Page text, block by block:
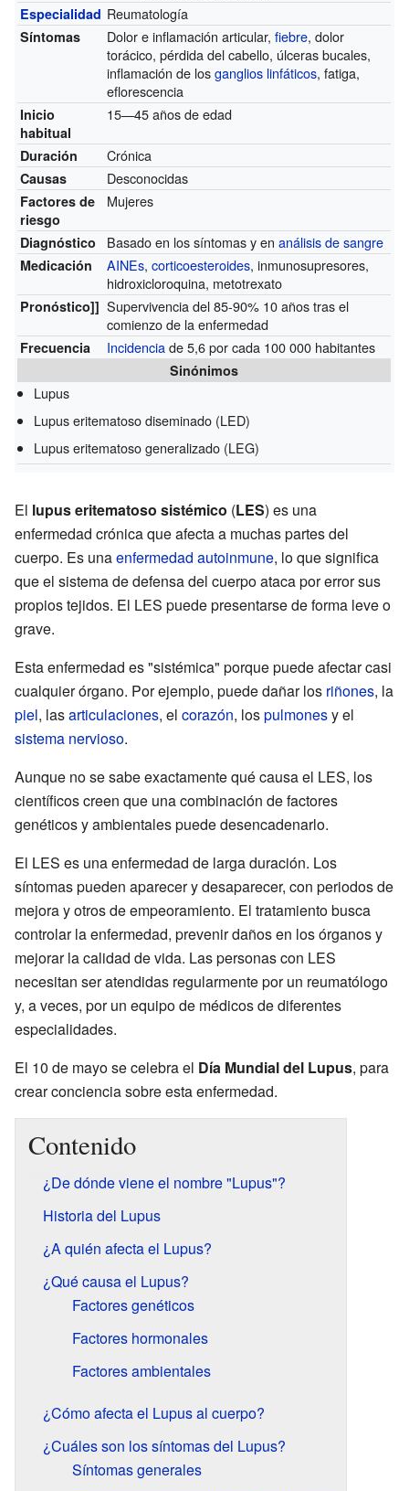
Especialidad Reumatología
Síntomas Dolor e inflamación articular,fiebre, dolor
torácico, pérdida del cabello, úlceras bucales,
inflamación de losganglios linfáticos, fatiga,
eflorescencia
Inicio
habitual
15—45 años de edad
Duración Crónica
Causas Desconocidas
Factores de
riesgo
Mujeres
Diagnóstico Basado en los síntomas y enanálisis de sangre
Medicación AINEs,corticoesteroides, inmunosupresores,
hidroxicloroquina, metotrexato
Pronóstico]] Supervivencia del 85-90% 10 años tras el
comienzo de la enfermedad
Frecuencia Incidenciade 5,6 por cada 100 000 habitantes
Sinónimos
Lupus
Lupus eritematoso diseminado (LED)
Lupus eritematoso generalizado (LEG)
El lupus eritematoso sistémico (LES) es una
enfermedad crónica que afecta a muchas partes del
cuerpo. Es unaenfermedad autoinmune, lo que significa
que el sistema de defensa del cuerpo ataca por error sus
propios tejidos. El LES puede presentarse de forma leve o
grave.
Esta enfermedad es "sistémica" porque puede afectar casi
cualquier órgano. Por ejemplo, puede dañar los riñones, la
piel, lasarticulaciones, el corazón, lospulmonesy el
sistema nervioso.
Aunque no se sabe exactamente qué causa el LES, los
científicos creen que una combinación de factores
genéticos y ambientales puede desencadenarlo.
El LES es una enfermedad de larga duración. Los
síntomas pueden aparecer y desaparecer, con periodos de
mejora y otros de empeoramiento. El tratamiento busca
controlar la enfermedad, prevenir daños en los órganos y
mejorar la calidad de vida. Las personas con LES
necesitan ser atendidas regularmente por un reumatólogo
y, a veces, por un equipo de médicos de diferentes
especialidades.
El 10 de mayo se celebra el Día Mundial del Lupus, para
crear conciencia sobre esta enfermedad.
Contenido
¿De dónde viene el nombre "Lupus"?
Historia del Lupus
¿A quién afecta el Lupus?
¿Qué causa el Lupus?
Factores genéticos
Factores hormonales
Factores ambientales
¿Cómo afecta el Lupus al cuerpo?
¿Cuáles son los síntomas del Lupus?
Síntomas generales